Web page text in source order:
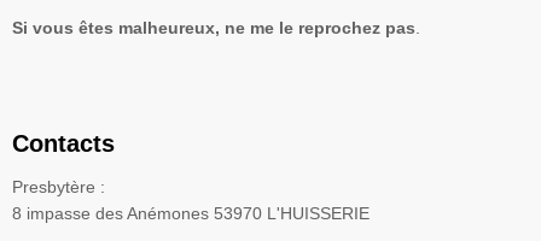
Si vous êtes malheureux, ne me le reprochez pas
Contacts
Presbytère :
8 impasse des Anémones 53970 L'HUISSERIE